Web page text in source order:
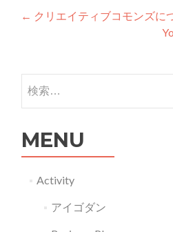
投稿ナビゲーシ
← クリエイティブコモンズに
検索:
MENU
Activity
アイゴダン